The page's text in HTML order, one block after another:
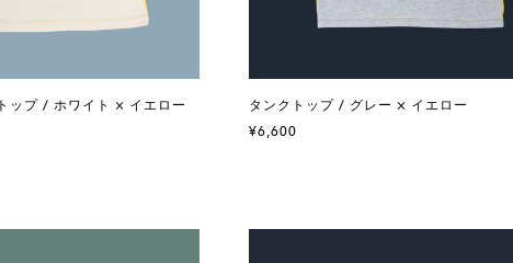
ップ / ホワイト × イエロー
タンクトップ / グレー × イエロー
¥6,600